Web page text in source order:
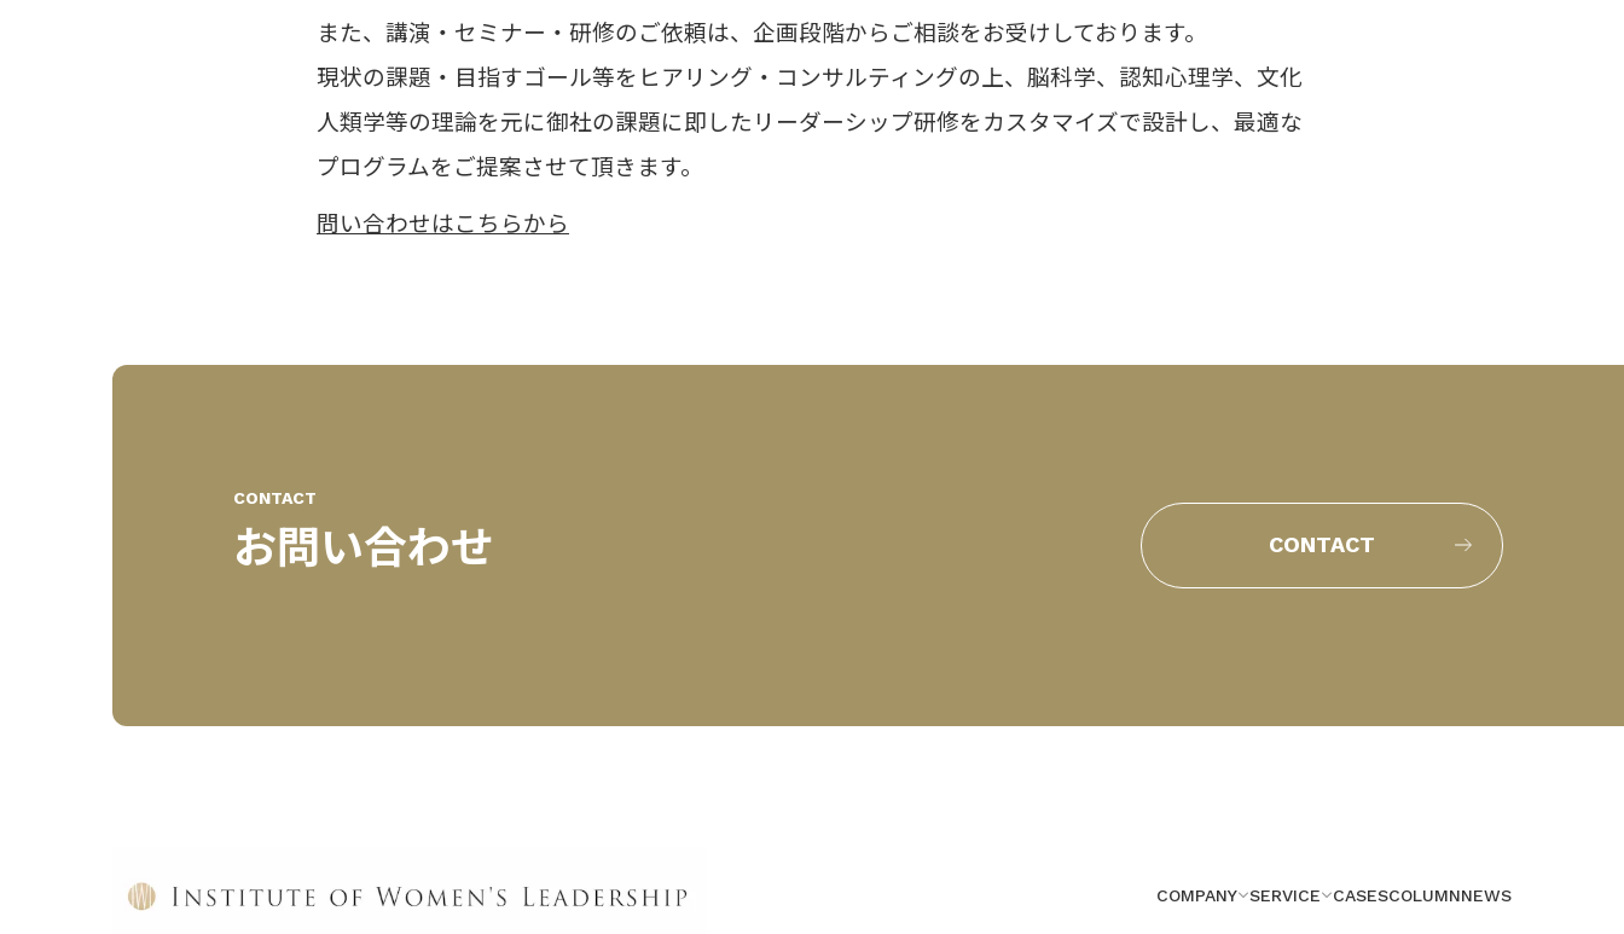
また、講演・セミナー・研修のご依頼は、企画段階からご相談をお受けしております。
現状の課題・目指すゴール等をヒアリング・コンサルティングの上、 脳科学、認知心理学、文化
人類学等の理論を元に御社の課題に即したリーダーシップ研修をカスタマイズで設計し、 最適な
プログラムをご提案させて頂きます。
問い合わせはこちらから
CONTACT
お問い合わせ CONTACT
COMPANY SERVICE CASESCOLUMNNEWS